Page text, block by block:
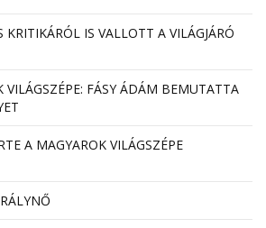
KRITIKÁRÓL IS VALLOTT A VILÁGJÁRÓ
VILÁGSZÉPE: FÁSY ÁDÁM BEMUTATTA
A MAGYAROK VILÁGSZÉPE